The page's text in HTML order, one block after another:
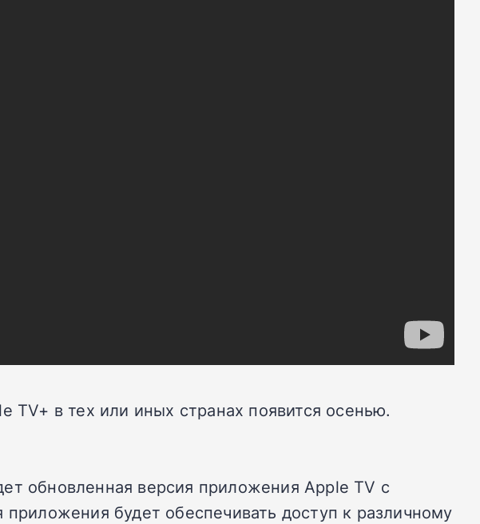
в тех или иных странах появится осенью.
обновленная версия приложения Apple TV с
будет обеспечивать доступ к различному